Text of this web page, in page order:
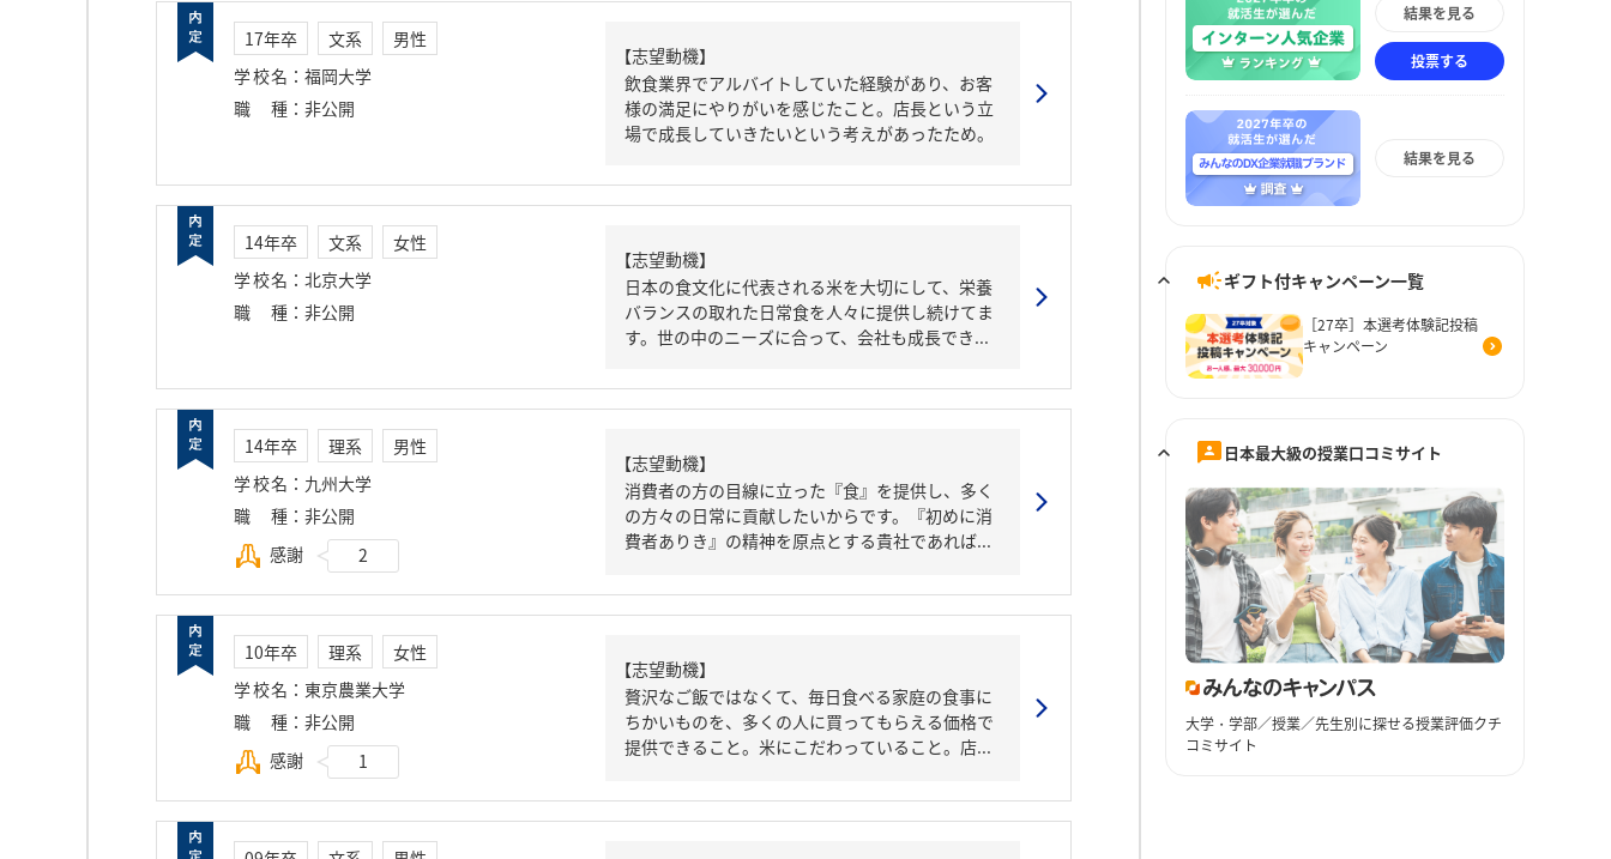
17年卒 文系
男性
学校名 ： 福岡大学
職種 ： 非公開
【志望動機】
飲食業界でアルバイトしていた経験があり、お客
様の満足にやりがいを感じたこと。店長という立
場で成長していきたいという考えがあったため。
14年卒 文系
女性
学校名 ： 北京大学
職種 ： 非公開
【志望動機】
日本の食文化に代表される米を大切にして、栄養
バランスの取れた日常食を人々に提供し続けてま
す。世の中のニーズに合って、会社も成長でき...
14年卒 理系
男性
学校名 ： 九州大学
職種 ： 非公開
感謝
2
【志望動機】
消費者の方の目線に立った『食』を提供し、多く
の方々の日常に貢献したいからです。『初めに消
費者ありき』の精神を原点とする貴社であれば...
10年卒 理系
女性
学校名 ： 東京農業大学
職種 ： 非公開
感謝
1
【志望動機】
贅沢なご飯ではなくて、毎日食べる家庭の食事に
ちかいものを、多くの人に買ってもらえる価格で
提供できること。米にこだわっていること。店...
結果を見る
投票する
結果を見る
ギフト付キャンペーン一覧
［27卒］本選考体験記投稿
キャンペーン
日本最大級の授業口コミサイト
大学・学部／授業／先生別に探せる授業評価クチ
コミサイト